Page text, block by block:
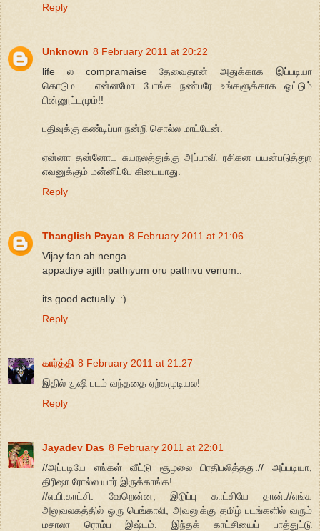
Reply
Unknown 8 February 2011 at 20:22
life ல compramaise தேவைதான் அதுக்காக இப்படியா
கொடும.......என்னமோ போங்க நண்பரே உங்களுக்காக ஓட்டும்
பின்னூட்டமும்!!
பதிவுக்கு கண்டிப்பா நன்றி சொல்ல மாட்டேன்.
ஏன்னா தன்னோட சுயநலத்துக்கு அப்பாவி ரசிகன பயன்படுத்துற
எவனுக்கும் மன்னிப்பே கிடையாது.
Reply
Thanglish Payan 8 February 2011 at 21:06
Vijay fan ah nenga..
appadiye ajith pathiyum oru pathivu venum..
its good actually. :)
Reply
கார்த்தி 8 February 2011 at 21:27
இதில் குஷி படம் வந்ததை ஏற்கமுடியல!
Reply
Jayadev Das 8 February 2011 at 22:01
//அப்படியே எங்கள் வீட்டு சூழலை பிரதிபலித்தது.// அப்படியா,
திரிஷா ரோல்ல யார் இருக்காங்க!
//எ.பி.காட்சி: வேறென்ன, இடுப்பு காட்சியே தான்.//எங்க
அலுவலகத்தில் ஒரு பெங்காலி, அவனுக்கு தமிழ் படங்களில் வரும்
மசாலா ரொம்ப இஷ்டம். இந்தக் காட்சியைப் பாத்துட்டு